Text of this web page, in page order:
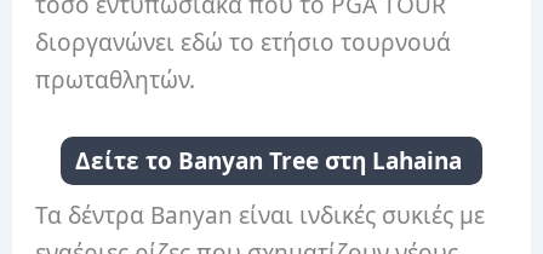
διοργανώνει εδώ το ετήσιο τουρνουά
πρωταθλητών.
Δείτε το Banyan Tree στη Lahaina
Τα δέντρα Banyan είναι ινδικές συκιές με